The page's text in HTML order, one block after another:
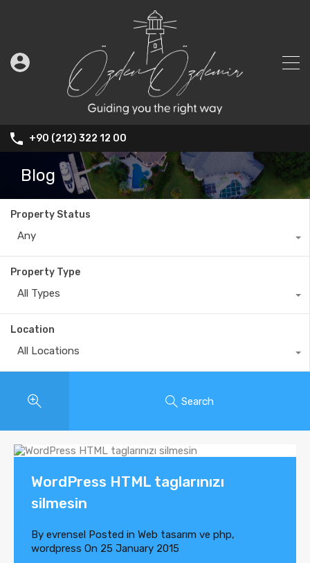
+90 (212) 322 12 00
Blog
Property Status
Any
Property Type
All Types
Location
All Locations
Search
WordPress HTML taglarınızı
silmesin
By evrensel Posted in Web tasarım ve php,
wordpress On 25 January 2015